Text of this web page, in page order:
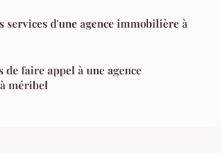
services d'une agence immobilière à
de faire appel à une agence
méribel